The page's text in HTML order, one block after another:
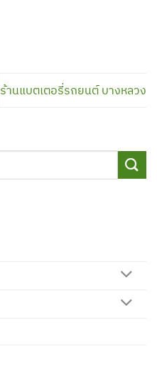
ร้านแบตเตอรี่รถยนต์ บางหลวง